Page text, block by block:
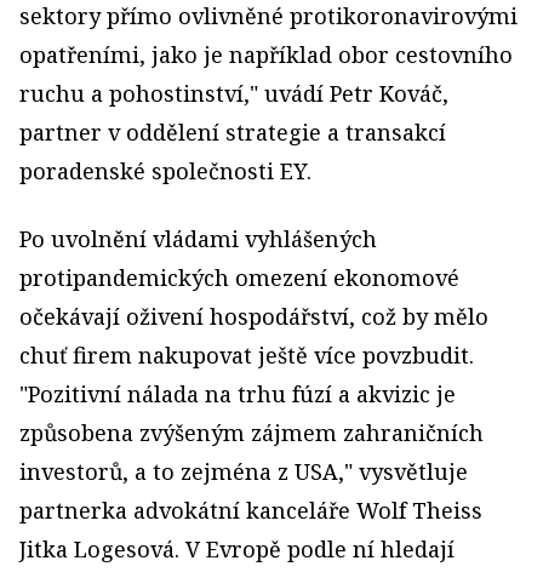
sektory přímo ovlivněné protikoronavirovými
opatřeními, jako je například obor cestovního
ruchu a pohostinství," uvádí Petr Kováč,
partner v oddělení strategie a transakcí
poradenské společnosti EY.
Po uvolnění vládami vyhlášených
protipandemických omezení ekonomové
očekávají oživení hospodářství, což by mělo
chuť firem nakupovat ještě více povzbudit.
"Pozitivní nálada na trhu fúzí a akvizic je
způsobena zvýšeným zájmem zahraničních
investorů, a to zejména z USA," vysvětluje
partnerka advokátní kanceláře Wolf Theiss
Jitka Logesová. V Evropě podle ní hledají